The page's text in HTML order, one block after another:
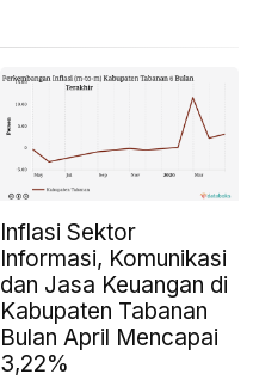
Inflasi Sektor
Informasi, Komunikasi
dan Jasa Keuangan di
Kabupaten Tabanan
Bulan April Mencapai
3,22%